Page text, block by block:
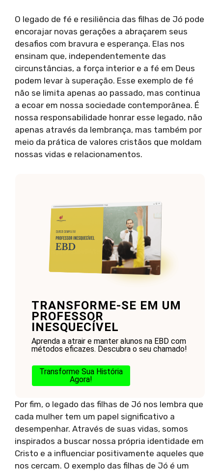
O legado de fé e resiliência das filhas de Jó pode
encorajar novas gerações a abraçarem seus
desafios com bravura e esperança. Elas nos
ensinam que, independentemente das
circunstâncias, a força interior e a fé em Deus
podem levar à superação. Esse exemplo de fé
não se limita apenas ao passado, mas continua
a ecoar em nossa sociedade contemporânea. É
nossa responsabilidade honrar esse legado, não
apenas através da lembrança, mas também por
meio da prática de valores cristãos que moldam
nossas vidas e relacionamentos.
TRANSFORME-SE EM UM
PROFESSOR
INESQUECÍVEL
Aprenda a atrair e manter alunos na EBD com
métodos eficazes. Descubra o seu chamado!
Transforme Sua História
Agora!
Por fim, o legado das filhas de Jó nos lembra que
cada mulher tem um papel significativo a
desempenhar. Através de suas vidas, somos
inspirados a buscar nossa própria identidade em
Cristo e a influenciar positivamente aqueles que
nos cercam. O exemplo das filhas de Jó é um